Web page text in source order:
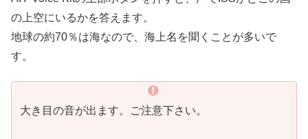
の上空にいるかを答えます。
地球の約70％は海なので、海上名を聞くことが多いで
す。
大き目の音が出ます。ご注意下さい。